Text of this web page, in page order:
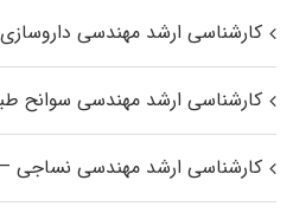
کارشناسی ارشد مهندسی داروسازی
کارشناسی ارشد مهندسی سوانح
کارشناسی ارشد مهندسی نساجی